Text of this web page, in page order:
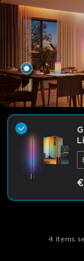
4 items